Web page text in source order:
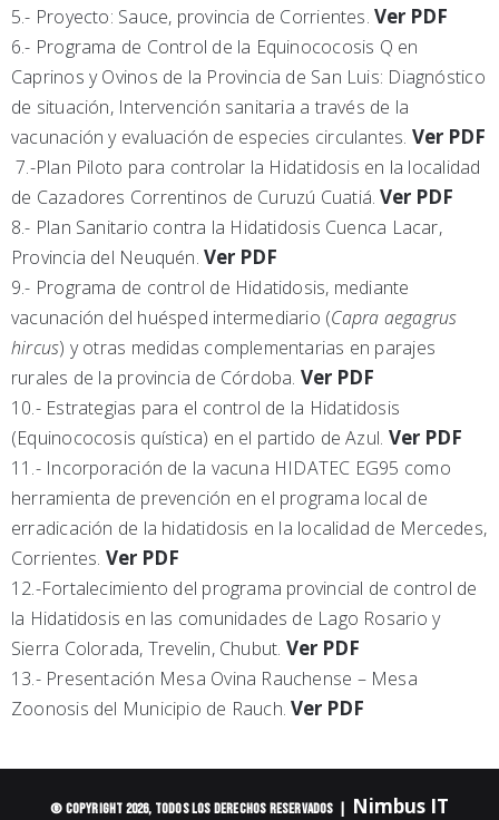
5.- Proyecto: Sauce, provincia de Corrientes.Ver PDF
6.- Programa de Control de la Equinococosis Q en
Caprinos y Ovinos de la Provincia de San Luis: Diagnóstico
de situación, Intervención sanitaria a través de la
vacunación y evaluación de especies circulantes. Ver PDF
7.-Plan Piloto para controlar la Hidatidosis en la localidad
de Cazadores Correntinos de Curuzú Cuatiá.Ver PDF
8.- Plan Sanitario contra la Hidatidosis Cuenca Lacar,
Provincia del Neuquén.Ver PDF
9.- Programa de control de Hidatidosis, mediante
vacunación del huésped intermediario (Capra aegagrus
hircus) y otras medidas complementarias en parajes
rurales de la provincia de Córdoba. Ver PDF
10.- Estrategias para el control de la Hidatidosis
(Equinococosis quística) en el partido de Azul. Ver PDF
11.- Incorporación de la vacuna HIDATEC EG95 como
herramienta de prevención en el programa local de
erradicación de la hidatidosis en la localidad de Mercedes,
Corrientes. Ver PDF
12.-Fortalecimiento del programa provincial de control de
la Hidatidosis en las comunidades de Lago Rosario y
Sierra Colorada, Trevelin, Chubut. Ver PDF
13.- Presentación Mesa Ovina Rauchense – Mesa
Zoonosis del Municipio de Rauch.Ver PDF
© Copyright 2026, Todos los derechos Reservados | Nimbus IT